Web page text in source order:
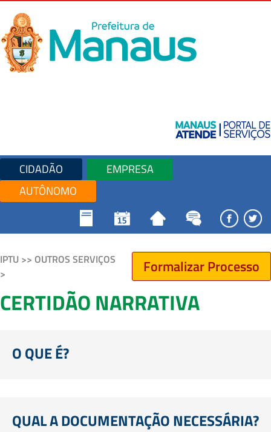
CIDADÃO
EMPRESA
AUTÔNOMO
Formalizar Processo
IPTU >> OUTROS SERVIÇOS
>
CERTIDÃO NARRATIVA
O QUE É?
QUAL A DOCUMENTAÇÃO NECESSÁRIA?